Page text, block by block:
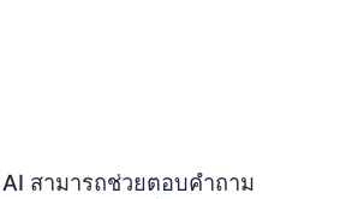
สามารถช่วยตอบคำถาม